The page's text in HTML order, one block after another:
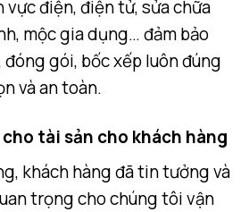
vực điện, điện tử, sửa chữa
mộc gia dụng… đảm bảo
gói, bốc xếp luôn đúng
và an toàn.
tài sản cho khách hàng
khách hàng đã tin tưởng và
trọng cho chúng tôi vận